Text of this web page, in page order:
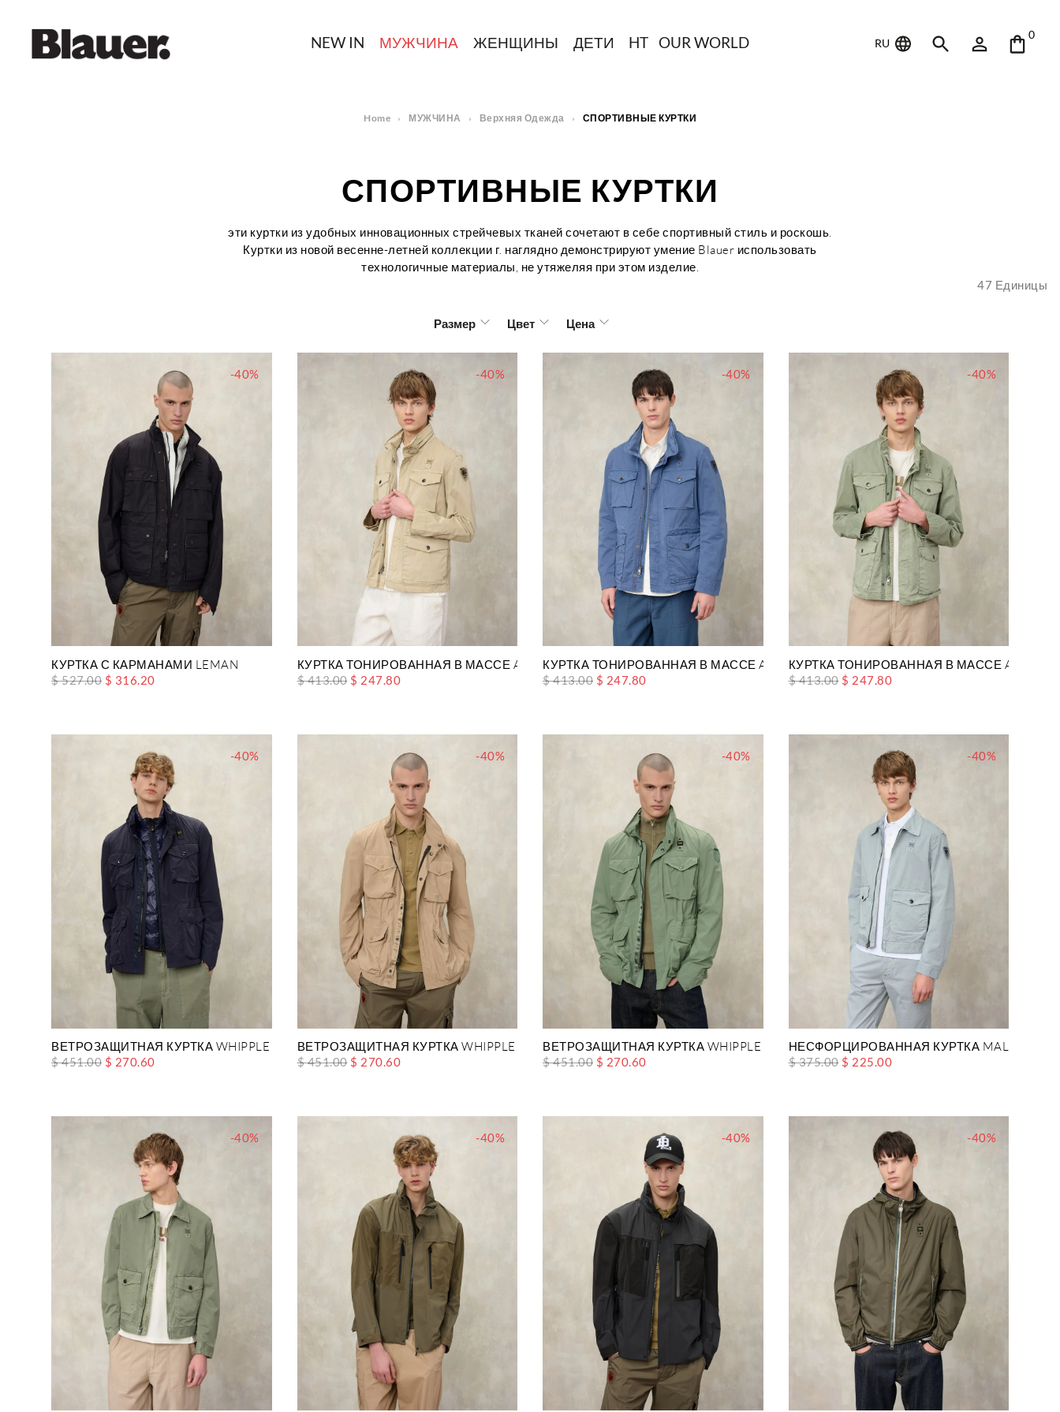
NEW IN МУЖЧИНА ЖЕНЩИНЫ ДЕТИ HT OUR WORLD RU
0
Home МУЖЧИНА Верхняя Одежда СПОРТИВНЫЕ КУРТКИ
СПОРТИВНЫЕ КУРТКИ
эти куртки из удобных инновационных стрейчевых тканей сочетают в себе спортивный стиль и роскошь.
Куртки из новой весенне-летней коллекции г. наглядно демонстрируют умение Blauer использовать
технологичные материалы, не утяжеляя при этом изделие.
47 Единицы
Размер Цвет Цена
-40%
КУРТКА С КАРМАНАМИ LEMAN
$ 527.00 $ 316.20
-40%
КУРТКА ТОНИРОВАННАЯ В МАССЕ ASHMONT DYED
$ 413.00 $ 247.80
-40%
КУРТКА ТОНИРОВАННАЯ В МАССЕ ASHMONT DYED
$ 413.00 $ 247.80
-40%
КУРТКА ТОНИРОВАННАЯ В МАССЕ
$ 413.00 $ 247.80
-40%
ВЕТРОЗАЩИТНАЯ КУРТКА WHIPPLE
$ 451.00 $ 270.60
-40%
ВЕТРОЗАЩИТНАЯ КУРТКА WHIPPLE
$ 451.00 $ 270.60
-40%
ВЕТРОЗАЩИТНАЯ КУРТКА WHIPPLE
$ 451.00 $ 270.60
-40%
НЕСФОРЦИРОВАННАЯ КУРТКА MALLON
$ 375.00 $ 225.00
-40% -40% -40% -40%